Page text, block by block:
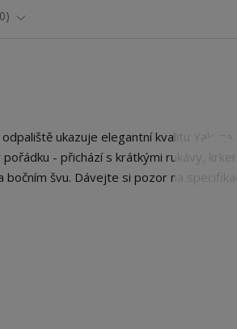
0
ukazuje elegantní kvalitu
- přichází s krátkými rukávy,
bočním švu. Dávejte si pozor na